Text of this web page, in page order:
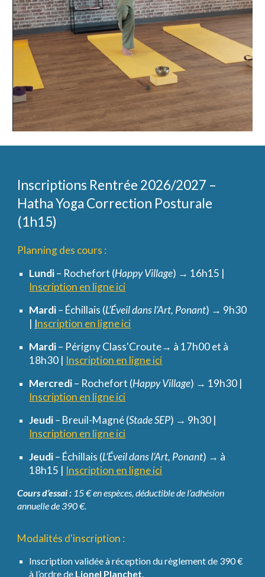
Inscriptions Rentrée 2026/2027 –
Hatha Yoga Correction Posturale
(1h15)
Planning des cours :
Lundi– Rochefort (Happy Village) → 16h15 |
Inscription en ligne ici
Mardi– Échillais (L’Éveil dans l’Art, Ponant) → 9h30
| Inscription en ligne ici
Mardi– Périgny Class'Croute→ à 17h00 et à
18h30 | Inscription en ligne ici
Mercredi– Rochefort (Happy Village) → 19h30 |
Inscription en ligne ici
Jeudi– Breuil-Magné (Stade SEP) → 9h30 |
Inscription en ligne ici
Jeudi– Échillais (L’Éveil dans l’Art, Ponant) → à
18h15 | Inscription en ligne ici
Cours d’essai : 15 € en espèces, déductible de l’adhésion
annuelle de 390 €.
Modalités d'inscription :
Inscription validée à réception du règlement de 390 €
à l’ordre de Lionel Planchet.